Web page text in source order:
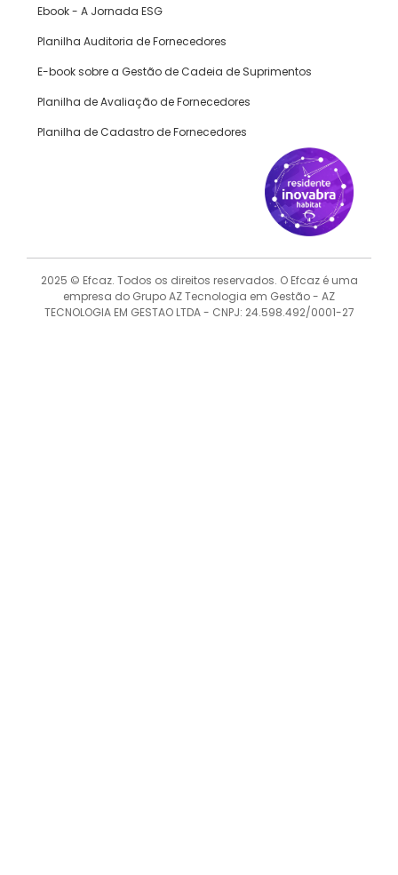
Ebook - A Jornada ESG
Planilha Auditoria de Fornecedores
E-book sobre a Gestão de Cadeia de Suprimentos
Planilha de Avaliação de Fornecedores
Planilha de Cadastro de Fornecedores
2025 © Efcaz. Todos os direitos reservados. O Efcaz é uma
empresa do Grupo AZ Tecnologia em Gestão - AZ
TECNOLOGIA EM GESTAO LTDA - CNPJ: 24.598.492/0001-27